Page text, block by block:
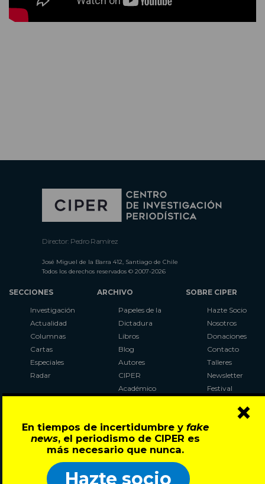
En tiempos de incertidumbre y fake
news, el periodismo de CIPER es
más necesario que nunca.
Hazte socio
×
Director: Pedro Ramírez
José Miguel de la Barra 412, Santiago de Chile
Todos los derechos reservados © 2007-2026
SECCIONES
Investigación
Actualidad
Columnas
Cartas
Especiales
Radar
ARCHIVO
Papeles de la
Dictadura
Libros
Blog
Autores
CIPER
Académico
Al Plebiscito
con CIPER
SOBRE CIPER
Hazte Socio
Nosotros
Donaciones
Contacto
Talleres
Newsletter
Festival